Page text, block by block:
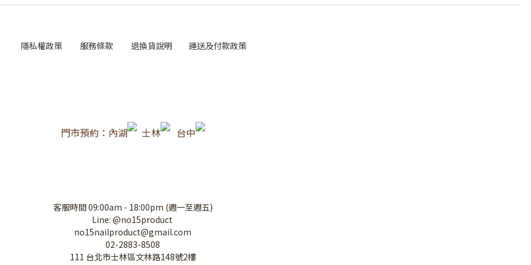
隱私權政策 服務條款 退換貨說明 運送及付款政策
門市預約：內湖 士林 台中
客服時間 09:00am - 18:00pm (週一至週五)
Line: @no15product
no15nailproduct@gmail.com
02-2883-8508
111 台北市士林區文林路148號2樓